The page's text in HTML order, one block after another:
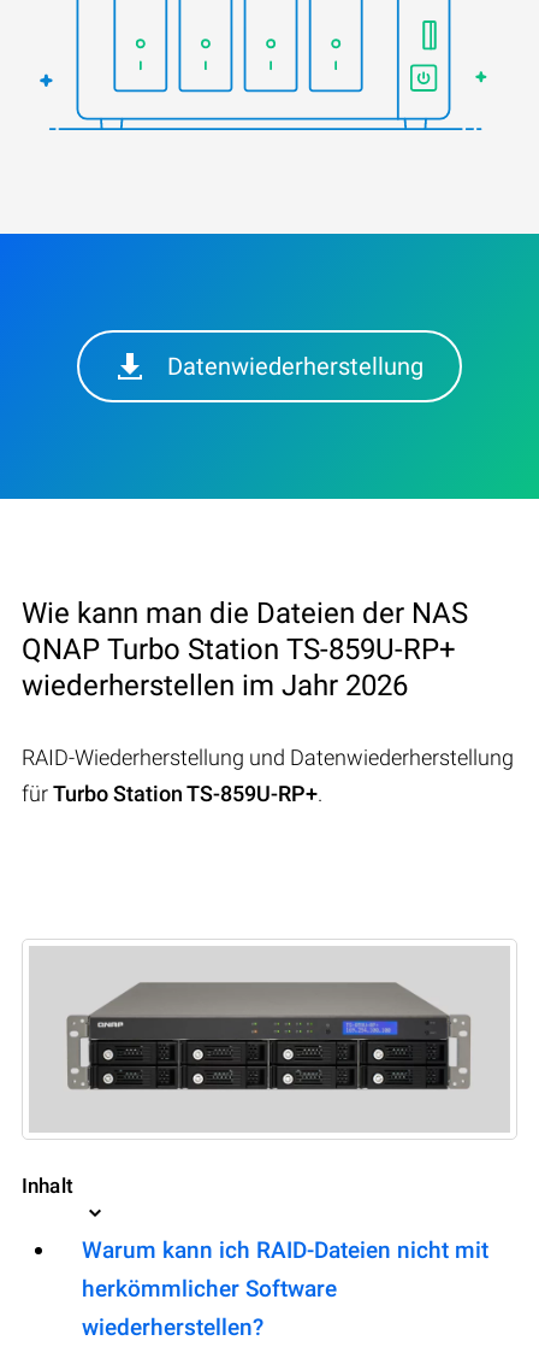
Datenwiederherstellung
Wie kann man die Dateien der NAS
QNAP Turbo Station TS-859U-RP+
wiederherstellen im Jahr 2026
RAID-Wiederherstellung und Datenwiederherstellung
fürTurbo Station TS-859U-RP+.
Inhalt
Warum kann ich RAID-Dateien nicht mit
herkömmlicher Software
wiederherstellen?